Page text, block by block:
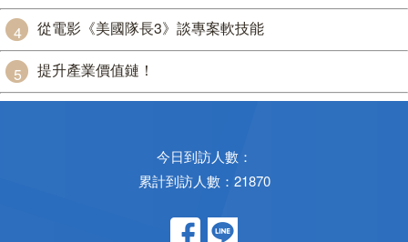
4 從電影《美國隊長3》談專案軟技能
5 提升產業價值鏈！
今日到訪人數：
累計到訪人數：21870